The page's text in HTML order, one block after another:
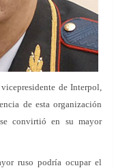
de Interpol,
de esta organización
convirtió en su mayor
ruso podría ocupar el